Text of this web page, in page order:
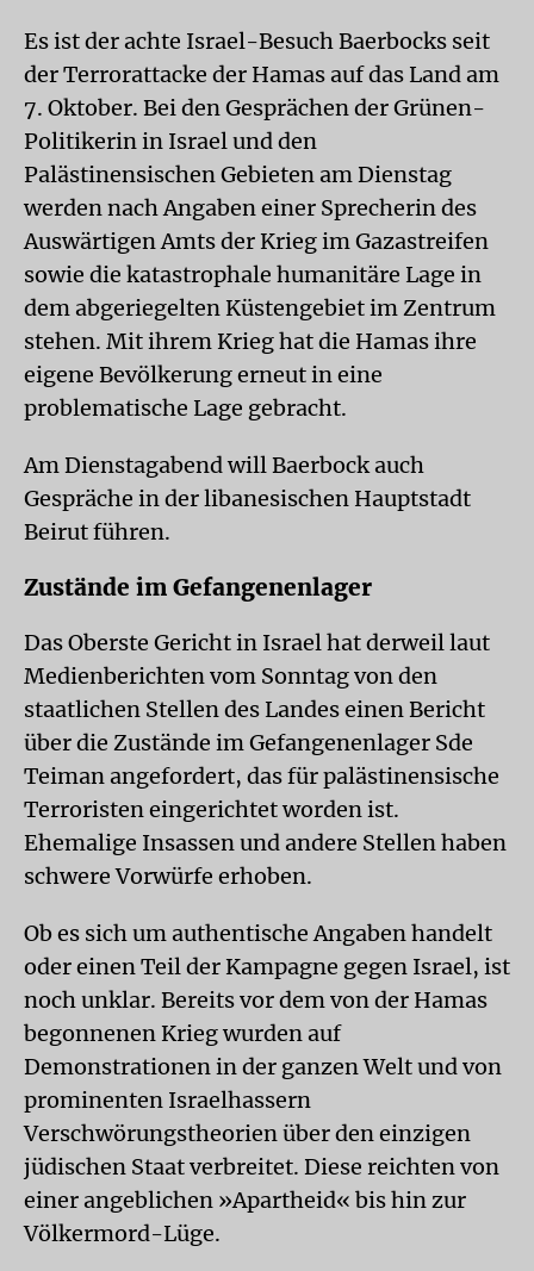
Es ist der achte Israel-Besuch Baerbocks seit
der Terrorattacke der Hamas auf das Land am
7. Oktober. Bei den Gesprächen der Grünen-
Politikerin in Israel und den
Palästinensischen Gebieten am Dienstag
werden nach Angaben einer Sprecherin des
Auswärtigen Amts der Krieg im Gazastreifen
sowie die katastrophale humanitäre Lage in
dem abgeriegelten Küstengebiet im Zentrum
stehen. Mit ihrem Krieg hat die Hamas ihre
eigene Bevölkerung erneut in eine
problematische Lage gebracht.
Am Dienstagabend will Baerbock auch
Gespräche in der libanesischen Hauptstadt
Beirut führen.
Zustände im Gefangenenlager
Das Oberste Gericht in Israel hat derweil laut
Medienberichten vom Sonntag von den
staatlichen Stellen des Landes einen Bericht
über die Zustände im Gefangenenlager Sde
Teiman angefordert, das für palästinensische
Terroristen eingerichtet worden ist.
Ehemalige Insassen und andere Stellen haben
schwere Vorwürfe erhoben.
Ob es sich um authentische Angaben handelt
oder einen Teil der Kampagne gegen Israel, ist
noch unklar. Bereits vor dem von der Hamas
begonnenen Krieg wurden auf
Demonstrationen in der ganzen Welt und von
prominenten Israelhassern
Verschwörungstheorien über den einzigen
jüdischen Staat verbreitet. Diese reichten von
einer angeblichen »Apartheid« bis hin zur
Völkermord-Lüge.